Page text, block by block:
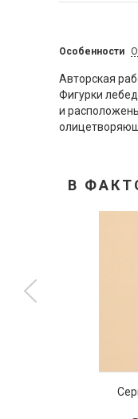
Особенности
Авторская
Фигурки
и
В
с самородком и